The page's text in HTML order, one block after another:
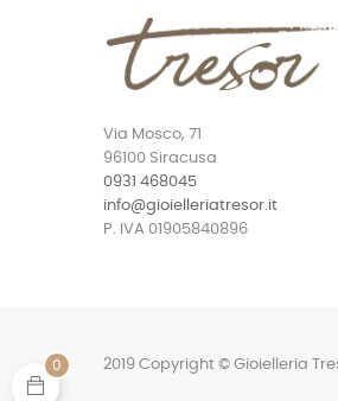
Via Mosco, 71
96100 Siracusa
0931 468045
info@gioielleriatresor.it
P. IVA 01905840896
2019 Copyright © Gioielleria
0